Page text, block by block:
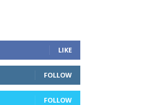
LIKE
FOLLOW
FOLLOW